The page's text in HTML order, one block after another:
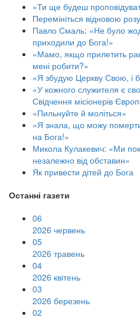
«Ти ще будеш
Перемініться відновою
Павло Смаль: «Не було
приходили до Бога!»
«Мамо, якщо прилетить
мені робити?»
«Я збудую Церкву Свою, і
«У кожного служителя є
Свідчення місіонерів
«Пильнуйте й моліться»
«Я знала, що можу
на Бога!»
Микола Кулакевич: «Ми
незалежно від обставин»
Як привести дітей до Бога
Останні газети
06
2026 червень
05
2026 травень
04
2026 квітень
03
2026 березень
02